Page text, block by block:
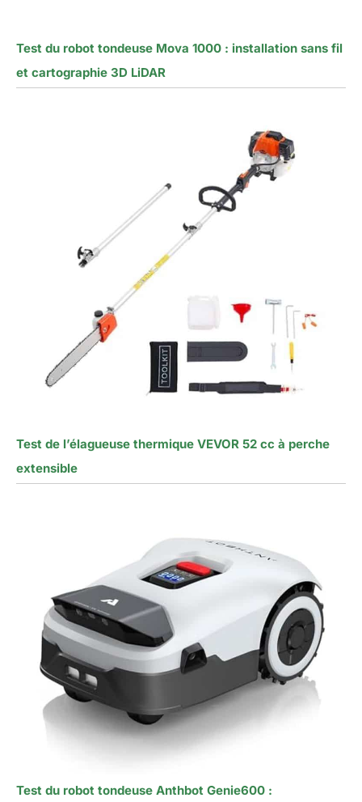
Test du robot tondeuse Mova 1000 : installation sans fil
et cartographie 3D LiDAR
Test de l’élagueuse thermique VEVOR 52 cc à perche
extensible
Test du robot tondeuse Anthbot Genie600 :